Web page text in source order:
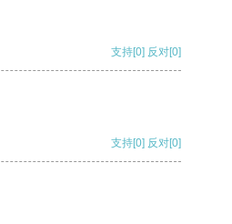
支持[0] 反对[0]
支持[0] 反对[0]